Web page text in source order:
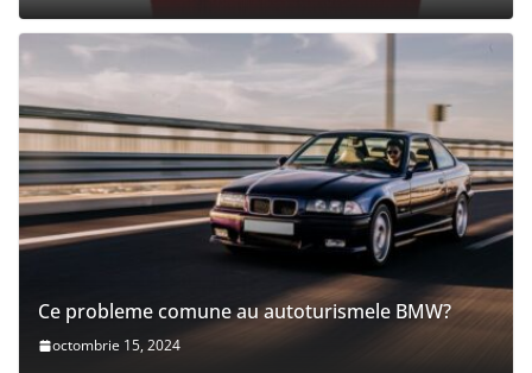
Ce probleme comune au autoturismele BMW?
octombrie 15, 2024